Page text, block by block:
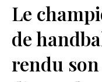
Le
de
rendu